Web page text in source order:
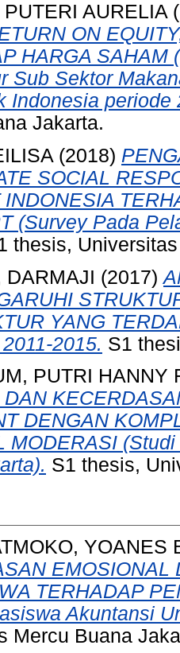
AURELIA
ON
HARGA
Sub Sektor
Indonesia periode
Jakarta.
(2018)
SOCIAL
INDONESIA
(Survey Pada
thesis,
DARMAJI (2017)
YANG
2015. S1
PUTRI HANNY
DENGAN
MODERASI
S1 thesis,
YOANES
TERHADAP
Akuntansi
Mercu Buana